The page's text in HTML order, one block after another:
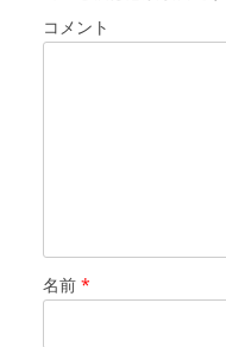
コメント
名前 *